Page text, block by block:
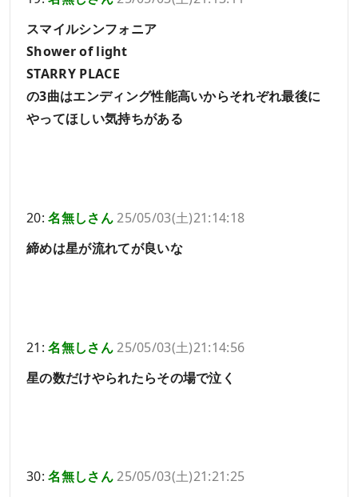
スマイルシンフォニア
Shower of light
STARRY PLACE
の3曲はエンディング性能高いからそれぞれ最後に
やってほしい気持ちがある
20:名無しさん25/05/03(土)21:14:18
締めは星が流れてが良いな
21:名無しさん25/05/03(土)21:14:56
星の数だけやられたらその場で泣く
30:名無しさん25/05/03(土)21:21:25